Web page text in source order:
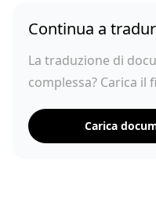
Continua a
La traduzione di
complessa? Carica il
Carica